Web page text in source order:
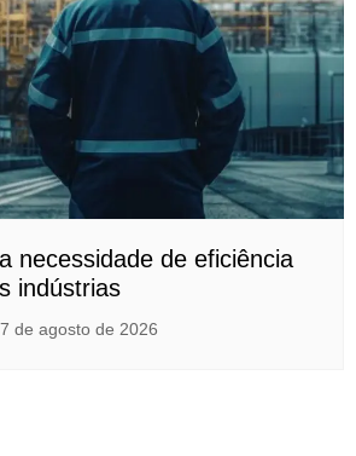
necessidade de eficiência
indústrias
7 de agosto de 2026